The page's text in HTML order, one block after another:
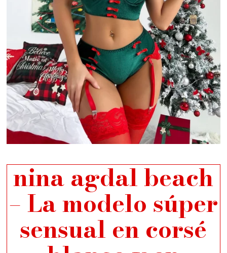
nina agdal beach
– La modelo súper
sensual en corsé